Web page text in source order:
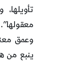
وعمق
ينبع من